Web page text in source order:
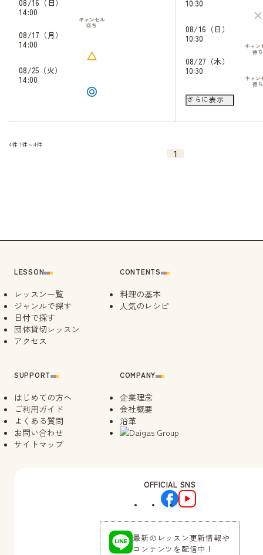
10:30
08/16（日）
14:00
キャンセル
待ち
08/17（月）
14:00
08/25（火）
14:00
10:30
08/16（日）
10:30
キャン
待ち
08/27（木）
10:30
キャン
待ち
08/29（土）
10:30
09/03（木）
さらに表示
4件 1件～4件
1
LESSON
レッスン一覧
ジャンルで探す
日付で探す
団体貸切レッスン
アクセス
SUPPORT
はじめての方へ
ご利用ガイド
よくある質問
お問い合わせ
サイトマップ
CONTENTS
料理の基本
人気のレシピ
COMPANY
企業理念
会社概要
沿革
OFFICIAL SNS
最新のレッスン更新情報や
コンテンツを配信中！